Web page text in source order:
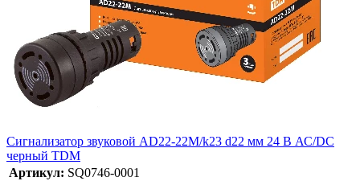
Сигнализатор звуковой AD22-22M/k23 d22 мм 24 В АС/DC
черный TDM
Артикул: SQ0746-0001